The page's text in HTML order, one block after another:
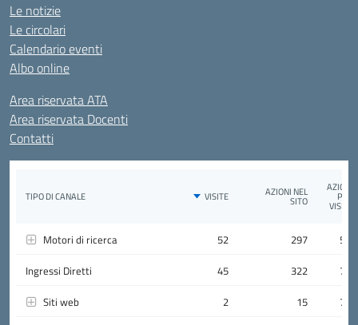
Le notizie
Le circolari
Calendario eventi
Albo online
Area riservata ATA
Area riservata Docenti
Contatti